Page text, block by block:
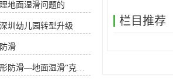
栏目推荐
完成；3、安全、环
面无残留，产生的废
国排水标准；4、施
通行，施工过后场所
用；5、防滑、去
效同时完成，恢复地
地面湿滑问题的
圳幼儿园转型升级
滑
华路成纳米隐形防滑—地面湿滑“克星”，轻松守护你的安全健康